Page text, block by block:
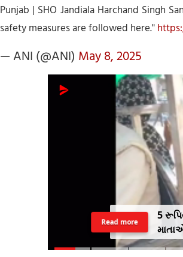
Punjab | SHO Jandiala Harchand Singh
safety measures are followed here."
— ANI (@ANI) May 8, 2025
5
Read more